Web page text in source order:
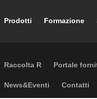
Footer main
Prodotti Formazione
External links
Raccolta R Portale
Footer secondary
News&Eventi Contatti